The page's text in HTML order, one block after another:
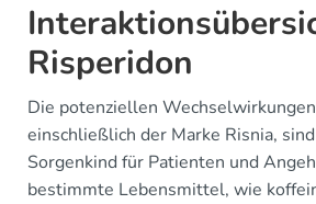
Risperidon
Die potenziellen
einschließlich der Marke Risnia,
Sorgenkind für Patienten und
bestimmte Lebensmittel, wie